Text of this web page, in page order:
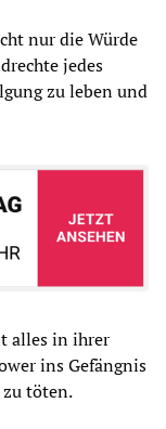
nur die Würde
jedes
zu leben und
alles in ihrer
ins Gefängnis
töten.